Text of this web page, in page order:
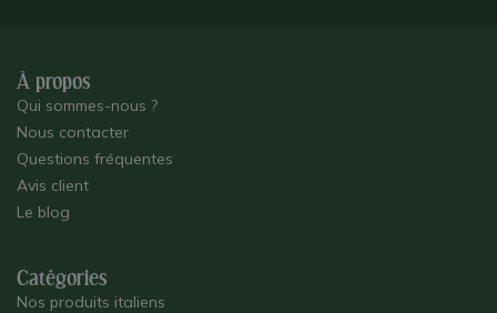
À propos
Qui sommes-nous ?
Nous contacter
Questions fréquentes
Avis client
Le blog
Catégories
Nos produits italiens